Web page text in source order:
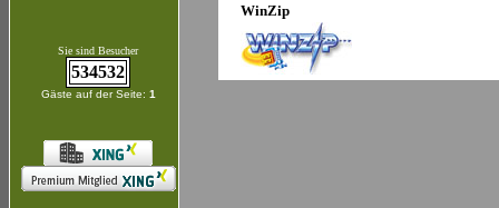
Sie sind Besucher
534532
Gäste auf der Seite: 1
WinZip